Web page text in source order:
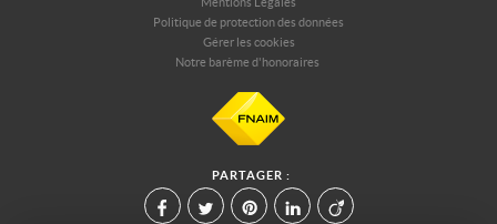
Mentions Légales
Politique de protection des données
Gérer les cookies
Notre barème d'honoraires
PARTAGER :